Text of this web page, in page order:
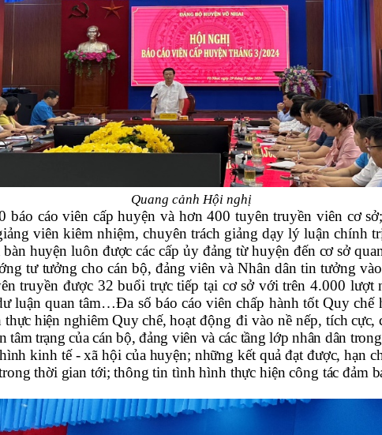
Quang cảnh Hội nghị
báo cáo viên cấp huyện và hơn 400 tuyên truyền viên cơ
viên kiêm nhiệm, chuyên trách giảng dạy lý luận chính
bàn huyện luôn được các cấp ủy đảng từ huyện đến cơ sở
tư tưởng cho cán bộ, đảng viên và Nhân dân tin tưởng
truyền được 32 buổi trực tiếp tại cơ sở với trên 4.000
luận quan tâm…Đa số báo cáo viên chấp hành tốt Quy
thực hiện nghiêm Quy chế,hoạt động đi vào nề nếp,tích cực,
trạng của cán bộ, đảng viên và các tầng lớp nhân dân
kinh tế - xã hội của huyện; những kết quả đạt được, hạn
thời gian tới; thông tin tình hình thực hiện công tác đảm